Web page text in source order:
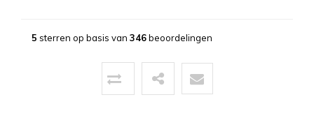
13-03-2026
Uitstekende service zowel voor, tijdens als na
5 sterren op basis van 346beoordelingen